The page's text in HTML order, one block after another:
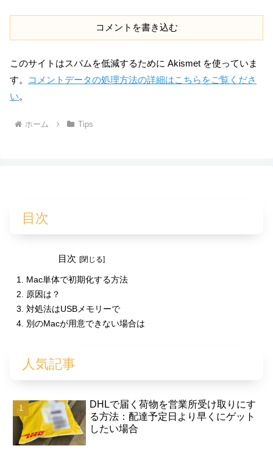
コメントを書き込む
このサイトはスパムを低減するために Akismet を使っていま
す。
コメントデータの処理方法の詳細はこちらをご覧くださ
い。
ホーム Tips
目次
目次
Mac単体で初期化する方法
原因は？
対処法はUSBメモリーで
別のMacが用意できない場合は
人気記事
DHLで届く荷物を営業所受け取りにす
る方法：配達予定日より早くにゲット
したい場合